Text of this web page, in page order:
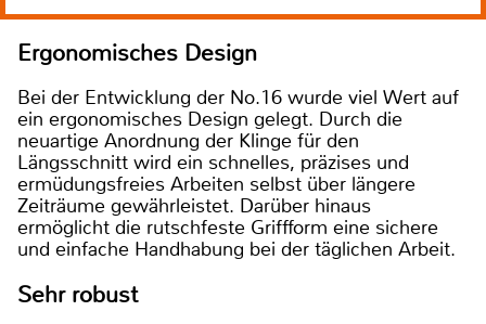
Ergonomisches Design
Bei der Entwicklung der No.16 wurde viel Wert auf
ein ergonomisches Design gelegt. Durch die
neuartige Anordnung der Klinge für den
Längsschnitt wird ein schnelles, präzises und
ermüdungsfreies Arbeiten selbst über längere
Zeiträume gewährleistet. Darüber hinaus
ermöglicht die rutschfeste Griffform eine sichere
und einfache Handhabung bei der täglichen Arbeit.
Sehr robust